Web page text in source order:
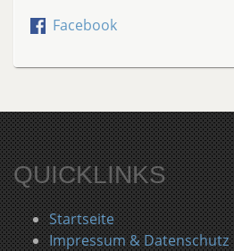
Facebook
QUICKLINKS
Startseite
Impressum & Datenschutz